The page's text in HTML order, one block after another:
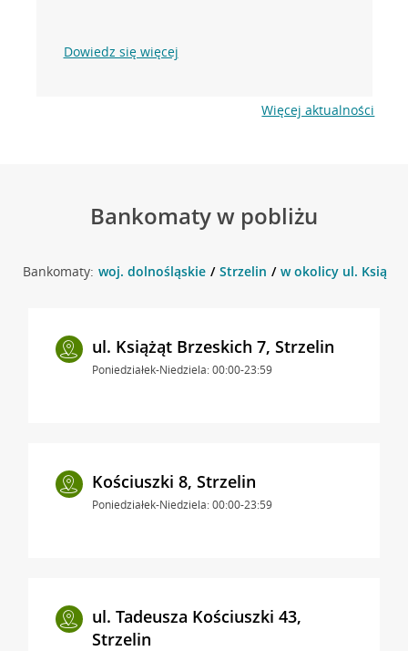
Dowiedz się więcej
Więcej aktualności
Bankomaty w pobliżu
Bankomaty: woj. dolnośląskie Strzelin w okolicy ul.
ul. Książąt Brzeskich 7, Strzelin
Poniedziałek-Niedziela: 00:00-23:59
Kościuszki 8, Strzelin
Poniedziałek-Niedziela: 00:00-23:59
ul. Tadeusza Kościuszki 43,
Strzelin